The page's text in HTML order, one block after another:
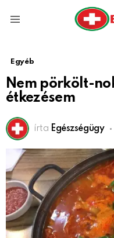
Egyéb
Nem pörkölt-
étkezésem
írta Egészségügy